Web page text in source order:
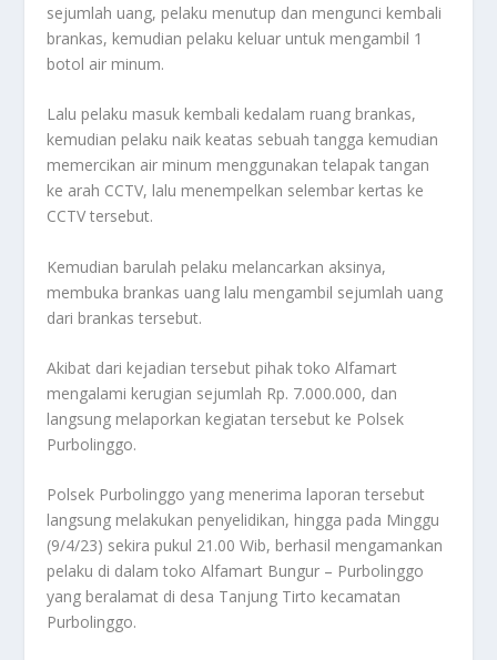
sejumlah uang, pelaku menutup dan mengunci kembali
brankas, kemudian pelaku keluar untuk mengambil 1
botol air minum.
Lalu pelaku masuk kembali kedalam ruang brankas,
kemudian pelaku naik keatas sebuah tangga kemudian
memercikan air minum menggunakan telapak tangan
ke arah CCTV, lalu menempelkan selembar kertas ke
CCTV tersebut.
Kemudian barulah pelaku melancarkan aksinya,
membuka brankas uang lalu mengambil sejumlah uang
dari brankas tersebut.
Akibat dari kejadian tersebut pihak toko Alfamart
mengalami kerugian sejumlah Rp. 7.000.000, dan
langsung melaporkan kegiatan tersebut ke Polsek
Purbolinggo.
Polsek Purbolinggo yang menerima laporan tersebut
langsung melakukan penyelidikan, hingga pada Minggu
(9/4/23) sekira pukul 21.00 Wib, berhasil mengamankan
pelaku di dalam toko Alfamart Bungur – Purbolinggo
yang beralamat di desa Tanjung Tirto kecamatan
Purbolinggo.